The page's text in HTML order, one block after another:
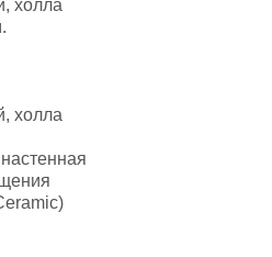
холла
холла